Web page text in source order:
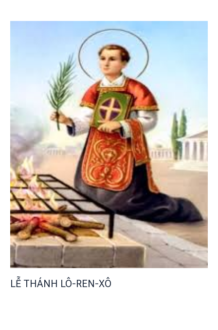
LỄ THÁNH LÔ-REN-XÔ